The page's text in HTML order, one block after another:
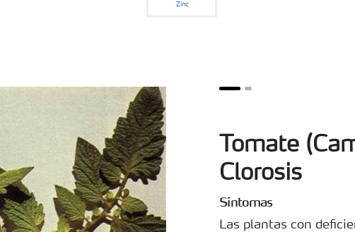
Zinc
Tomate
Clorosis
Síntomas
Las plantas con